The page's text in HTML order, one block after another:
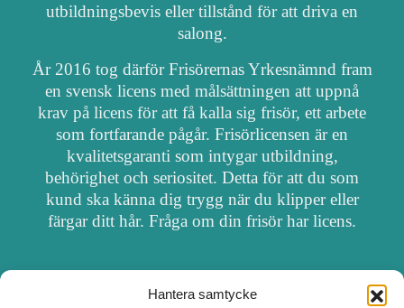
Hantera samtycke
utbildningsbevis eller tillstånd för att driva en
salong.
År 2016 tog därför Frisörernas Yrkesnämnd fram
en svensk licens med målsättningen att uppnå
krav på licens för att få kalla sig frisör, ett arbete
som fortfarande pågår. Frisörlicensen är en
kvalitetsgaranti som intygar utbildning,
behörighet och seriositet. Detta för att du som
kund ska känna dig trygg när du klipper eller
färgar ditt hår. Fråga om din frisör har licens.
OM FRISÖRSÖK